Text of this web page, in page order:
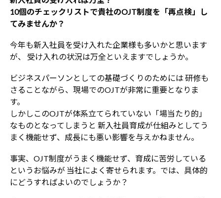
10個のチェックリストで貴社のOJT制度を「再点検」し
てみませんか？
今年も新入社員を受け入れた企業様も多いかと思います
が、
受け入れの状況は万全といえますでしょうか。
ビジネスパーソンとしての基礎づくりのためには 研修も
さることながら、現場でのOJTが非常に重要となりま
す。
しかしこのOJTが体系立てられていない「場当たり的」
なものとなってしまうと 新入社員育成が仕組みとしてう
まく機能せず、成長にも悪い影響を与えかねません。
事実、OJT制度がうまく機能せず、育成に苦労している
というお悩みが 当社によく寄せられます。では、具体的
にどうすればよいのでしょうか？